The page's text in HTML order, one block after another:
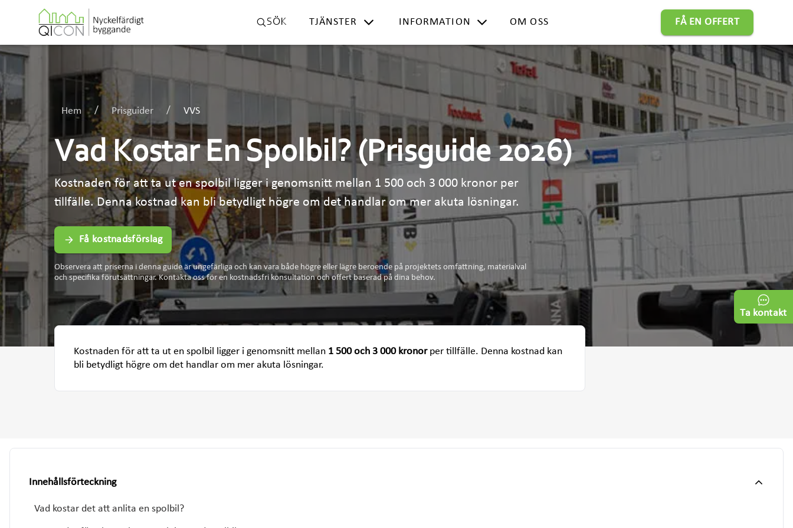
SÖK TJÄNSTER INFORMATION OM OSS FÅ EN OFFERT
Hem Prisguider VVS
Vad Kostar En Spolbil? (Prisguide 2026)
Kostnaden för att ta ut en spolbil ligger i genomsnitt mellan 1 500 och 3 000 kronor per
tillfälle. Denna kostnad kan bli betydligt högre om det handlar om mer akuta lösningar.
Få kostnadsförslag
Observera att priserna i denna guide är ungefärliga och kan vara både högre eller lägre beroende på projektets omfattning, materialval
och specifika förutsättningar. Kontakta oss för en kostnadsfri konsultation och offert baserad på dina behov.
Kostnaden för att ta ut en spolbil ligger i genomsnitt mellan 1 500 och 3 000 kronorper tillfälle. Denna kostnad kan
bli betydligt högre om det handlar om mer akuta lösningar.
Innehållsförteckning
Vad kostar det att anlita en spolbil?
Ta kontakt